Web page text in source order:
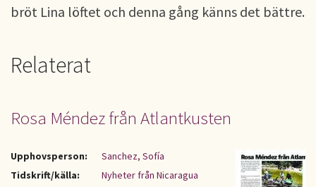
bröt Lina löftet och denna gång känns det bättre.
Relaterat
Rosa Méndez från Atlantkusten
Upphovsperson:
Sanchez, Sofía
Tidskrift/källa:
Nyheter från Nicaragua